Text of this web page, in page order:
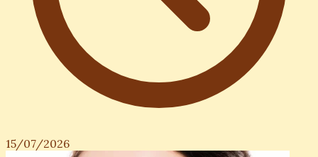
15/07/2026